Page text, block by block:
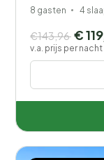
8 gasten 4
€143,96 €
v.a. prijs per nacht